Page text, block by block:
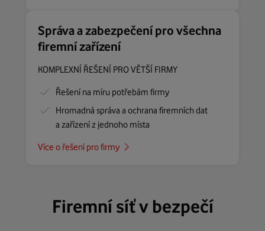
Správa a zabezpečení pro všechna
firemní zařízení
KOMPLEXNÍ ŘEŠENÍ PRO VĚTŠÍ FIRMY
Řešení na míru potřebám firmy
Hromadná správa a ochrana firemních dat
a zařízení z jednoho místa
Více o řešení pro firmy
Firemní síť v bezpečí